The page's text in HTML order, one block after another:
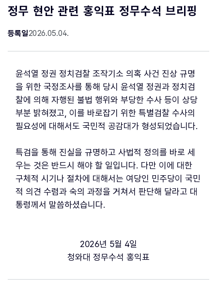
정무 현안 관련 홍익표 정무수석 브리핑
등록일2026.05.04.
윤석열 정권 정치검찰 조작기소 의혹 사건 진상 규명
을 위한 국정조사를 통해 당시 윤석열 정권과 정치검
찰에 의해 자행된 불법 행위와 부당한 수사 등이 상당
부분 밝혀졌고, 이를 바로잡기 위한 특별검찰 수사의
필요성에 대해서도 국민적 공감대가 형성되었습니다.
특검을 통해 진실을 규명하고 사법적 정의를 바로 세
우는 것은 반드시 해야 할 일입니다. 다만 이에 대한
구체적 시기나 절차에 대해서는 여당인 민주당이 국민
적 의견 수렴과 숙의 과정을 거쳐서 판단해 달라고 대
통령께서 말씀하셨습니다.
2026년 5월 4일
청와대 정무수석 홍익표